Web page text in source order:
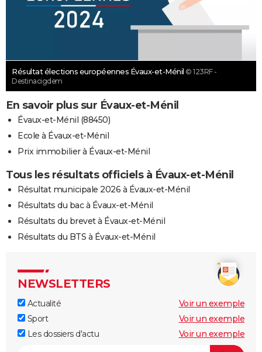
Résultat élections européennes Évaux-et-Ménil © 123RF -
Destinacigdem
En savoir plus sur Évaux-et-Ménil
Évaux-et-Ménil (88450)
Ecole à Évaux-et-Ménil
Prix immobilier à Évaux-et-Ménil
Tous les résultats officiels à Évaux-et-Ménil
Résultat municipale 2026 à Évaux-et-Ménil
Résultats du bac à Évaux-et-Ménil
Résultats du brevet à Évaux-et-Ménil
Résultats du BTS à Évaux-et-Ménil
NEWSLETTERS
Actualité
Voir un exemple
Sport
Voir un exemple
Les dossiers d'actu
Voir un exemple